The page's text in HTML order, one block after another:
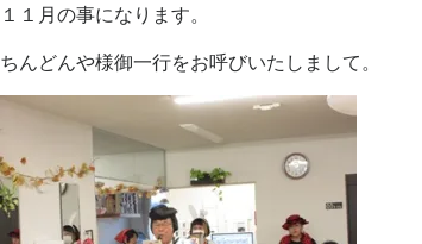
１１月の事になります。
ちんどんや様御一行をお呼びいたしまして。